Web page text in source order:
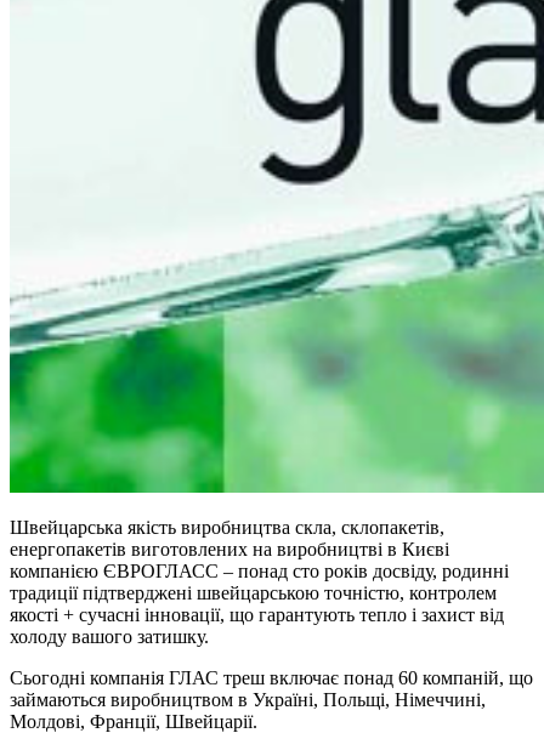
Швейцарська якість виробництва скла, склопакетів,
енергопакетів виготовлених на виробництві в Києві
компанією ЄВРОГЛАСС – понад сто років досвіду, родинні
традиції підтверджені швейцарською точністю, контролем
якості + сучасні інновації, що гарантують тепло і захист від
холоду вашого затишку.
Сьогодні компанія ГЛАС треш включає понад 60 компаній, що
займаються виробництвом в Україні, Польщі, Німеччині,
Молдові, Франції, Швейцарії.